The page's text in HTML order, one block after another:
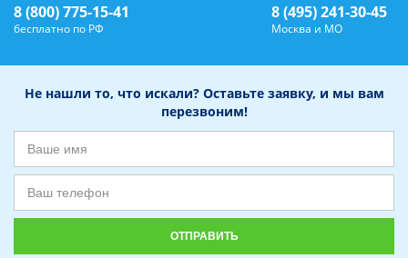
8 (800) 775-15-41
бесплатно по РФ
8 (495) 241-30-45
Москва и МО
Не нашли то, что искали? Оставьте заявку, и мы вам
перезвоним!